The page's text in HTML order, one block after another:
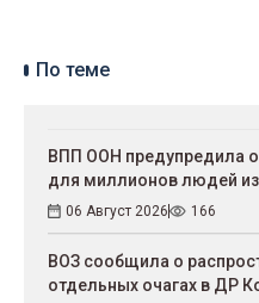
По теме
ВПП ООН предупредила
для миллионов людей
06 Август 2026 166
ВОЗ сообщила о
отдельных очагах в ДР